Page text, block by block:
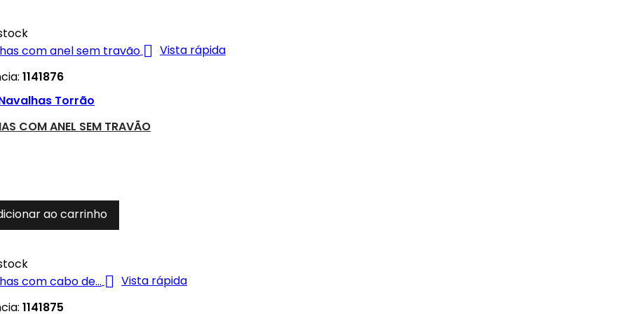
 Vista rápida
1141876
Torrão
COM ANEL SEM TRAVÃO
ao carrinho
 Vista rápida
1141875